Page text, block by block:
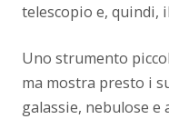
telescopio e, quindi,
Uno strumento
ma mostra presto i
galassie, nebulose e